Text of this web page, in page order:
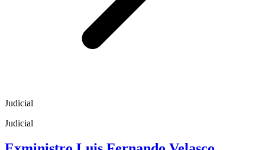
Judicial
Judicial